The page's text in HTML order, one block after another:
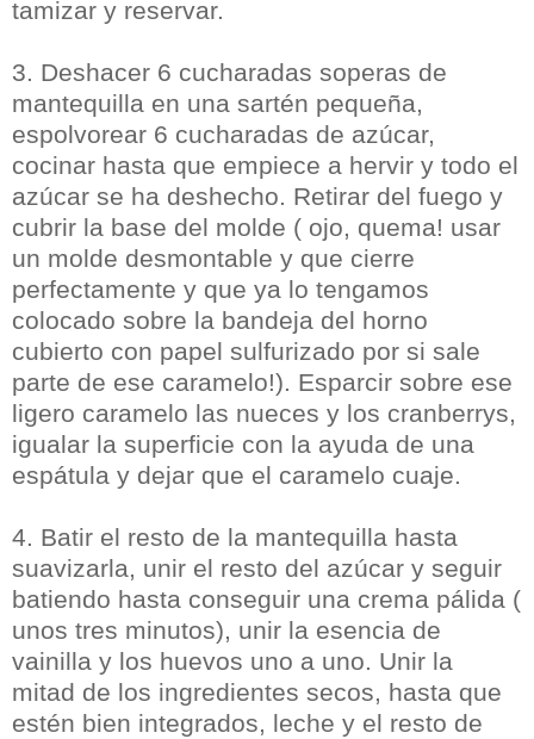
tamizar y reservar.
3. Deshacer 6 cucharadas soperas de
mantequilla en una sartén pequeña,
espolvorear 6 cucharadas de azúcar,
cocinar hasta que empiece a hervir y todo el
azúcar se ha deshecho. Retirar del fuego y
cubrir la base del molde ( ojo, quema! usar
un molde desmontable y que cierre
perfectamente y que ya lo tengamos
colocado sobre la bandeja del horno
cubierto con papel sulfurizado por si sale
parte de ese caramelo!). Esparcir sobre ese
ligero caramelo las nueces y los cranberrys,
igualar la superficie con la ayuda de una
espátula y dejar que el caramelo cuaje.
4. Batir el resto de la mantequilla hasta
suavizarla, unir el resto del azúcar y seguir
batiendo hasta conseguir una crema pálida (
unos tres minutos), unir la esencia de
vainilla y los huevos uno a uno. Unir la
mitad de los ingredientes secos, hasta que
estén bien integrados, leche y el resto de